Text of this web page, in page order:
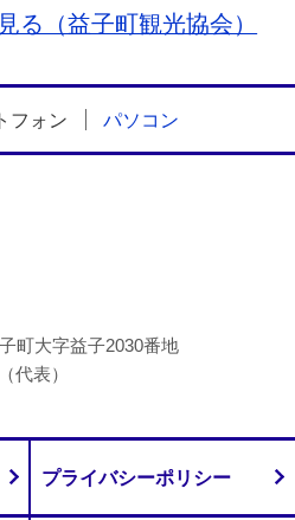
る（益子町観光協会）
フォン パソコン
町大字益子2030番地
代表）
プライバシーポリシー